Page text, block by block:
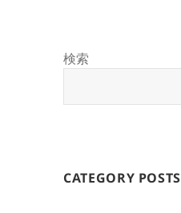
検索
CATEGORY POSTS